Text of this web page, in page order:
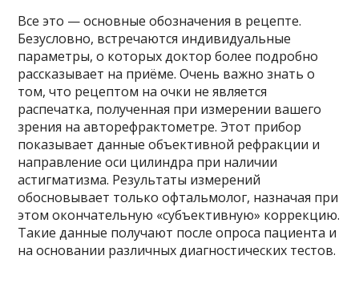
Все это — основные обозначения в рецепте.
Безусловно, встречаются индивидуальные
параметры, о которых доктор более подробно
рассказывает на приёме. Очень важно знать о
том, что рецептом на очки не является
распечатка, полученная при измерении вашего
зрения на авторефрактометре. Этот прибор
показывает данные объективной рефракции и
направление оси цилиндра при наличии
астигматизма. Результаты измерений
обосновывает только офтальмолог, назначая при
этом окончательную «субъективную» коррекцию.
Такие данные получают после опроса пациента и
на основании различных диагностических тестов.